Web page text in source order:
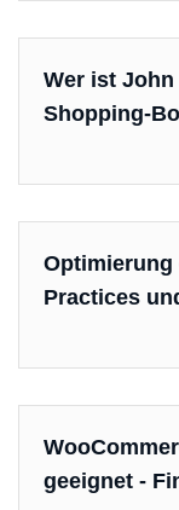
Wer ist
Shopping-
Optimierung
Practices
geeignet -